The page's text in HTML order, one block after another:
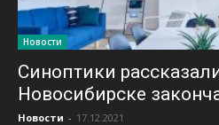
Новости
Синоптики
Новосибирске
Новости - 17.12.2021